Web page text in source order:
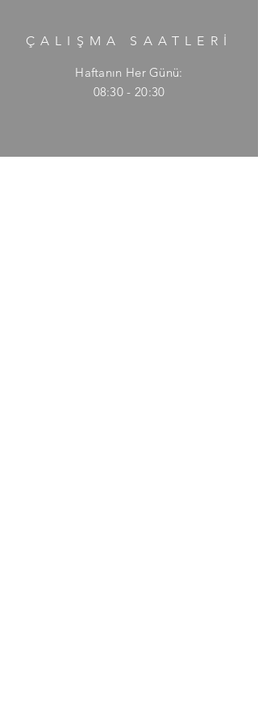
ÇALIŞMA SAATLERİ
Haftanın Her Günü:
08:30 - 20:30